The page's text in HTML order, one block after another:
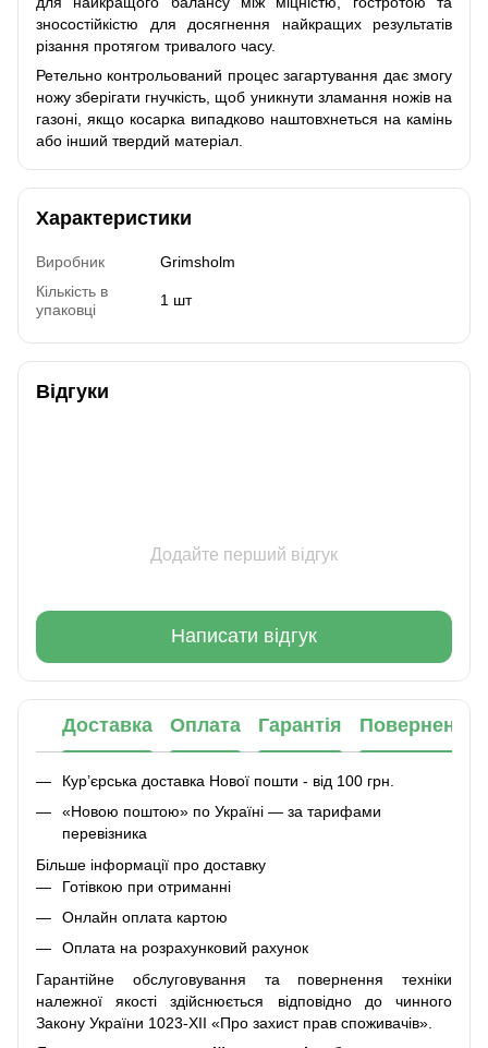
зносостійкістю для досягнення найкращих результатів
різання протягом тривалого часу.
Ретельно контрольований процес загартування дає змогу
ножу зберігати гнучкість, щоб уникнути зламання ножів на
газоні, якщо косарка випадково наштовхнеться на камінь
або інший твердий матеріал.
Характеристики
Виробник
Grimsholm
Кількість в
упаковці
1 шт
Відгуки
Додайте перший відгук
Написати відгук
Доставка Оплата Гарантія Повернення
Кур’єрська доставка Нової пошти - від 100 грн.
«Новою поштою» по Україні — за тарифами
перевізника
Більше інформації про доставку
Готівкою при отриманні
Онлайн оплата картою
Оплата на розрахунковий рахунок
Гарантійне обслуговування та повернення техніки
належної якості здійснюється відповідно до чинного
Закону України 1023-XII «Про захист прав споживачів».